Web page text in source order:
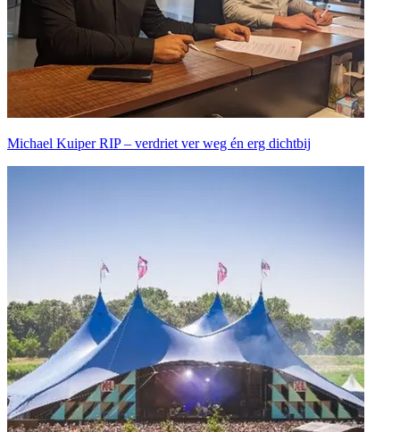
Michael Kuiper RIP – verdriet ver weg én erg dichtbij